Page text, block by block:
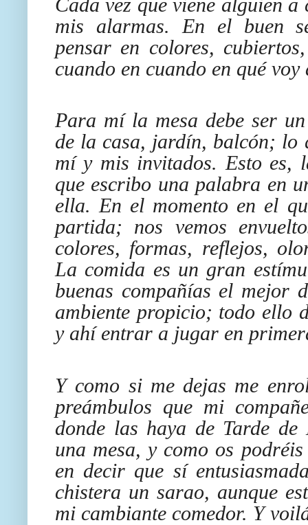
mis alarmas. En el buen
pensar en colores,
cuando en cuando en qué
Para mí la mesa debe ser
de la casa, jardín, balcón; lo
mí y mis invitados. Esto es,
que escribo una palabra en
ella. En el momento en el
partida; nos vemos
colores, formas, reflejos,
La comida es un gran
buenas compañías el mejor
ambiente propicio; todo ello
y ahí entrar a jugar en
Y como si me dejas me
preámbulos que mi
donde las haya de Tarde
una mesa, y como os
en decir que sí
chistera un sarao, aunque
mi cambiante comedor. Y